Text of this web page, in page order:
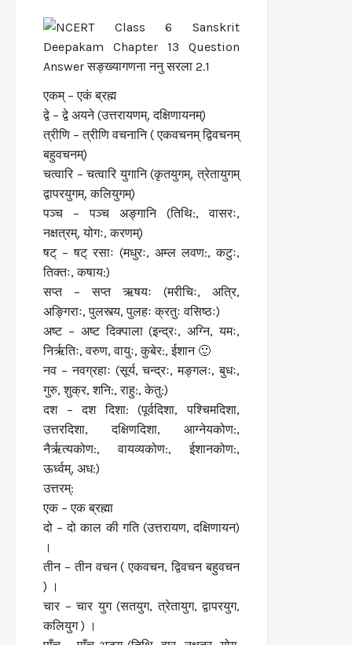
एकम् – एकं ब्रह्म
द्वे – द्वे अयने (उत्तरायणम्, दक्षिणायनम्)
त्रीणि – त्रीणि वचनानि ( एकवचनम् द्विवचनम्
बहुवचनम्)
चत्वारि – चत्वारि युगानि (कृतयुगम्, त्रेतायुगम्
द्वापरयुगम्, कलियुगम्)
पञ्च – पञ्च अङ्गानि (तिथि:, वासरः,
नक्षत्रम्, योगः, करणम्)
षट् – षट् रसाः (मधुरः, अम्ल लवण:, कटुः,
तिक्तः, कषाय:)
सप्त – सप्त ऋषयः (मरीचिः, अत्रि,
अङ्गिराः, पुलस्त्य, पुलहः क्रतुः वसिष्ठः)
अष्ट – अष्ट दिक्पाला (इन्द्रः, अग्नि, यमः,
निर्ऋतिः, वरुण, वायुः, कुबेर:, ईशान 🙂
नव – नवग्रहाः (सूर्य, चन्द्रः, मङ्गलः, बुधः,
गुरु, शुक्र, शनि:, राहु:, केतु:)
दश – दश दिशा: (पूर्वदिशा, पश्चिमदिशा,
उत्तरदिशा, दक्षिणदिशा, आग्नेयकोण:,
नैर्ऋत्यकोण:, वायव्यकोण:, ईशानकोण:,
ऊर्ध्वम्, अध:)
उत्तरम्:
एक – एक ब्रह्मा
दो – दो काल की गति (उत्तरायण, दक्षिणायन)
।
तीन – तीन वचन ( एकवचन, द्विवचन बहुवचन
) ।
चार – चार युग (सतयुग, त्रेतायुग, द्वापरयुग,
कलियुग ) ।